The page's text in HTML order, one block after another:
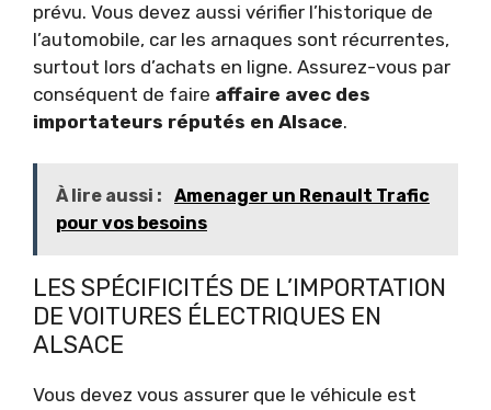
prévu. Vous devez aussi vérifier l’historique de
l’automobile, car les arnaques sont récurrentes,
surtout lors d’achats en ligne. Assurez-vous par
conséquent de faire affaire avec des
importateurs réputés en Alsace.
À lire aussi :
Amenager un Renault Trafic
pour vos besoins
LES SPÉCIFICITÉS DE L’IMPORTATION
DE VOITURES ÉLECTRIQUES EN
ALSACE
Vous devez vous assurer que le véhicule est